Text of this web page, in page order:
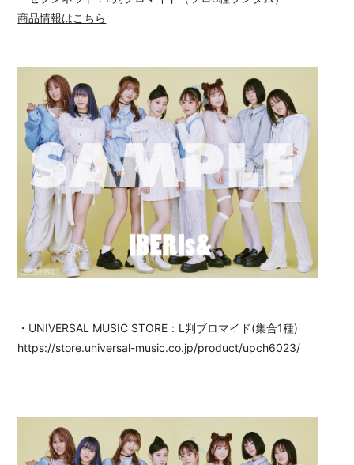
商品情報はこちら
・UNIVERSAL MUSIC STORE：L判ブロマイド(集合1種)
https://store.universal-music.co.jp/product/upch6023/